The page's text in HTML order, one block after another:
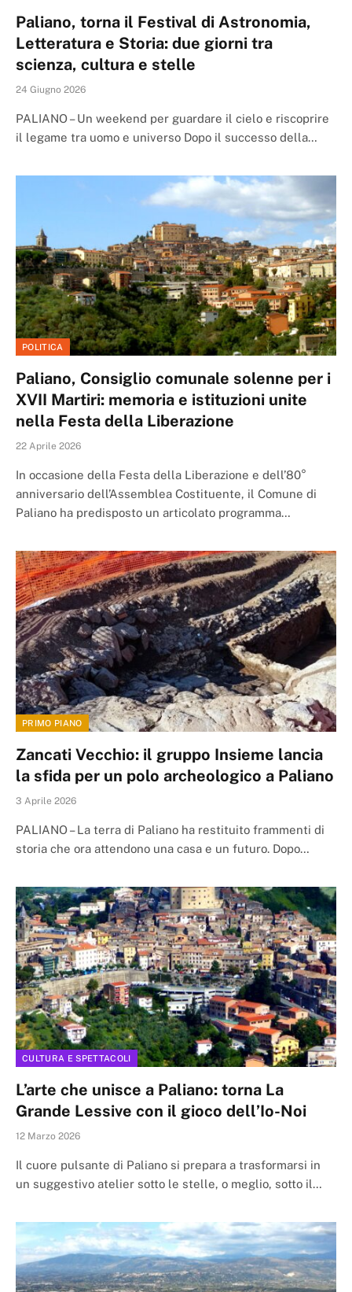
Paliano, torna il Festival di Astronomia,
Letteratura e Storia: due giorni tra
scienza, cultura e stelle
24 Giugno 2026
PALIANO – Un weekend per guardare il cielo e riscoprire
il legame tra uomo e universo Dopo il successo della…
POLITICA
Paliano, Consiglio comunale solenne per i
XVII Martiri: memoria e istituzioni unite
nella Festa della Liberazione
22 Aprile 2026
In occasione della Festa della Liberazione e dell’80°
anniversario dell’Assemblea Costituente, il Comune di
Paliano ha predisposto un articolato programma…
PRIMO PIANO
Zancati Vecchio: il gruppo Insieme lancia
la sfida per un polo archeologico a Paliano
3 Aprile 2026
PALIANO – La terra di Paliano ha restituito frammenti di
storia che ora attendono una casa e un futuro. Dopo…
CULTURA E SPETTACOLI
L’arte che unisce a Paliano: torna La
Grande Lessive con il gioco dell’Io-Noi
12 Marzo 2026
Il cuore pulsante di Paliano si prepara a trasformarsi in
un suggestivo atelier sotto le stelle, o meglio, sotto il…